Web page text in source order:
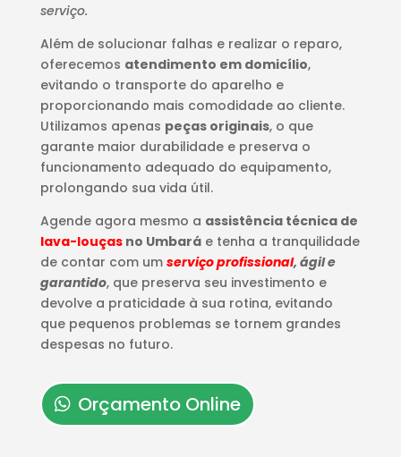
serviço.
Além de solucionar falhas e realizar o reparo,
oferecemos atendimento em domicílio,
evitando o transporte do aparelho e
proporcionando mais comodidade ao cliente.
Utilizamos apenas peças originais, o que
garante maior durabilidade e preserva o
funcionamento adequado do equipamento,
prolongando sua vida útil.
Agende agora mesmo a assistência técnica de
lava-louçasno Umbaráe tenha a tranquilidade
de contar com um serviço profissional, ágil e
garantido, que preserva seu investimento e
devolve a praticidade à sua rotina, evitando
que pequenos problemas se tornem grandes
despesas no futuro.
Orçamento Online